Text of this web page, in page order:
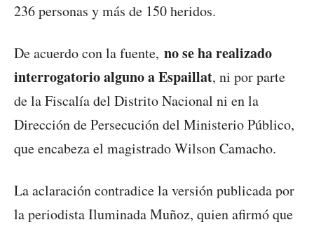
236 personas y más de 150 heridos.
De acuerdo con la fuente, no se ha realizado
interrogatorio alguno a Espaillat, ni por parte
de la Fiscalía del Distrito Nacional ni en la
Dirección de Persecución del Ministerio Público,
que encabeza el magistrado Wilson Camacho.
La aclaración contradice la versión publicada por
la periodista Iluminada Muñoz, quien afirmó que